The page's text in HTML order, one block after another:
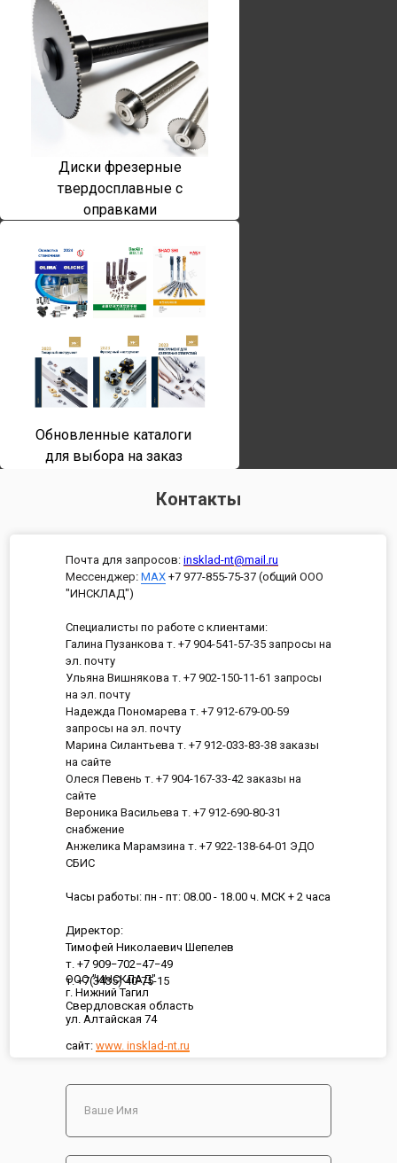
Диски фрезерные
твердосплавные с
оправками
Обновленные каталоги
для выбора на заказ
Контакты
ООО "ИНСКЛАД"
г. Нижний Тагил
Свердловская область
ул. Алтайская 74
сайт: www. insklad-nt.ru
Почта для запросов: insklad-nt@mail.ru
Мессенджер: MAX +7 977-855-75-37 (общий ООО
"ИНСКЛАД")
Специалисты по работе с клиентами:
Галина Пузанкова т. +7 904-541-57-35 запросы на
эл. почту
Ульяна Вишнякова т. +7 902-150-11-61 запросы
на эл. почту
Надежда Пономарева т. +7 912-679-00-59
запросы на эл. почту
Марина Силантьева т. +7 912-033-83-38 заказы
на сайте
Олеся Певень т. +7 904-167-33-42 заказы на
сайте
Вероника Васильева т. +7 912-690-80-31
снабжение
Анжелика Марамзина т. +7 922-138-64-01 ЭДО
СБИС
Часы работы: пн - пт: 08.00 - 18.00 ч. МСК + 2 часа
Директор:
Тимофей Николаевич Шепелев
т. +7 909−702−47−49
т. +7(3435) 40-75-15